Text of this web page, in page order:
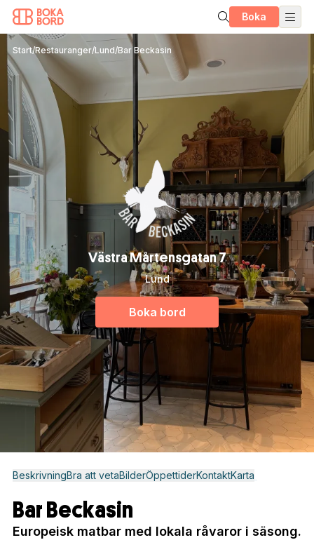
Boka
Start/Restauranger/Lund/Bar Beckasin
Västra Mårtensgatan 7
Lund
Boka bord
BeskrivningBra att vetaBilderÖppettiderKontaktKarta
Bar Beckasin
Europeisk matbar med lokala råvaror i säsong.